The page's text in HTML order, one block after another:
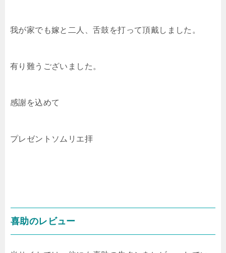
我が家でも嫁と二人、舌鼓を打って頂戴しました。
有り難うございました。
感謝を込めて
プレゼントソムリエ拝
喜助のレビュー